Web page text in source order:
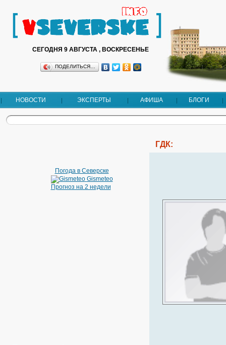
СЕГОДНЯ 9 АВГУСТА , ВОСКРЕСЕНЬЕ
ПОДЕЛИТЬСЯ…
НОВОСТИ ЭКСПЕРТЫ АФИША БЛОГИ
Погода в Северске
Gismeteo
Прогноз на 2 недели
ГДК: